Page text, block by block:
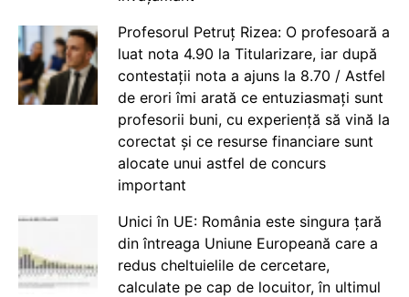
Profesorul Petruț Rizea: O profesoară a
luat nota 4.90 la Titularizare, iar după
contestații nota a ajuns la 8.70 / Astfel
de erori îmi arată ce entuziasmați sunt
profesorii buni, cu experiență să vină la
corectat și ce resurse financiare sunt
alocate unui astfel de concurs
important
Unici în UE: România este singura țară
din întreaga Uniune Europeană care a
redus cheltuielile de cercetare,
calculate pe cap de locuitor, în ultimul